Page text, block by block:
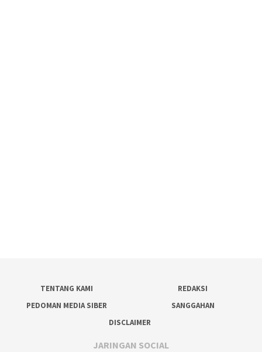
TENTANG KAMI
REDAKSI
PEDOMAN MEDIA SIBER
SANGGAHAN
DISCLAIMER
JARINGAN SOCIAL